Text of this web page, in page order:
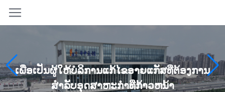
ເພື່ອເປັນຜູ້ໃຫ້ບໍລິການແກ້ໄຂອາຍແກັສທີ່ຕ້ອງການ
ສໍາລັບອຸດສາຫະກໍາທີ່ກ້າວຫນ້າ